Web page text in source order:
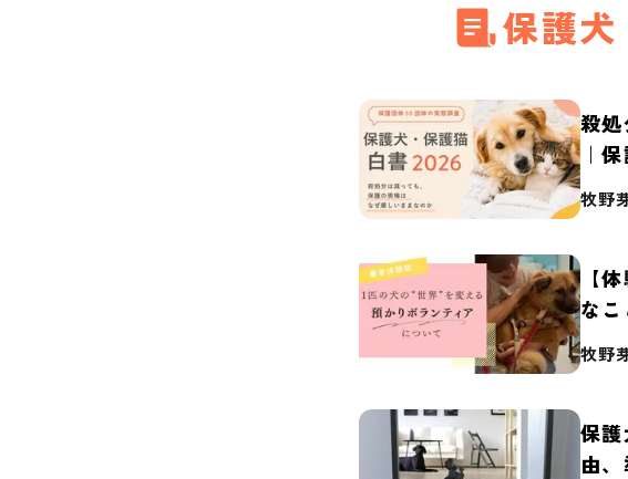
保護
殺
｜
2026
牧野
【
な
牧野
保
由